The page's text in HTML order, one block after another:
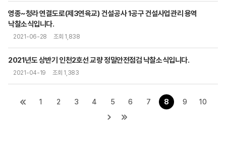
영종~청라 연결도로(제3연육교) 건설공사 1공구 건설사업관리 용역
낙찰소식입니다.
2021-06-28 조회 1,838
2021년도 상반기 인천2호선 교량 정밀안전점검 낙찰소식입니다.
2021-04-19 조회 1,383
1 2 3 4 5 6 7 8 9 10